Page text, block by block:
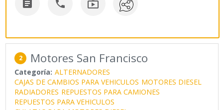
  
2 Motores San Francisco
Categoría: ALTERNADORES
CAJAS DE CAMBIOS PARA VEHICULOS MOTORES DIESEL
RADIADORES REPUESTOS PARA CAMIONES
REPUESTOS PARA VEHICULOS